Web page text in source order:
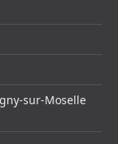
sur-Moselle